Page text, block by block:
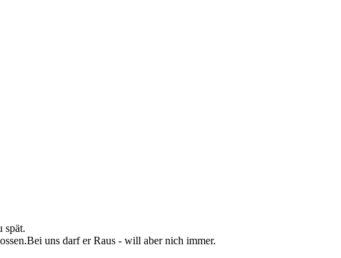
spät.
uns darf er Raus - will aber nich immer.